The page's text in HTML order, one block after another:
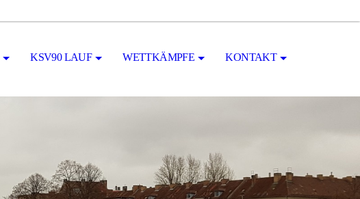
KSV90 LAUF WETTKÄMPFE KONTAKT